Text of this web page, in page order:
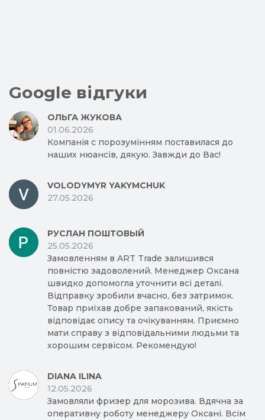
Google відгуки
ОЛЬГА ЖУКОВА
01.06.2026
Компанія с порозумінням поставилася до
наших нюансів, дякую. Завжди до Вас!
VOLODYMYR YAKYMCHUK
27.05.2026
РУСЛАН ПОШТОВЫЙ
25.05.2026
Замовленням в ART Trade залишився
повністю задоволений. Менеджер Оксана
швидко допомогла уточнити всі деталі.
Відправку зробили вчасно, без затримок.
Товар приїхав добре запакований, якість
відповідає опису та очікуванням. Приємно
мати справу з відповідальними людьми та
хорошим сервісом. Рекомендую!
DIANA ILINA
12.05.2026
Замовляли фризер для морозива. Вдячна за
оперативну роботу менеджеру Оксані. Всім